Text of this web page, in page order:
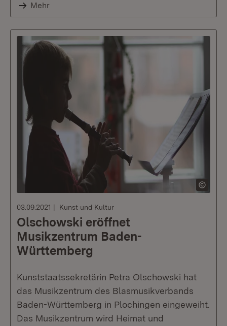
Mehr
03.09.2021 Kunst und Kultur
Olschowski eröffnet
Musikzentrum Baden-
Württemberg
Kunststaatssekretärin Petra Olschowski hat
das Musikzentrum des Blasmusikverbands
Baden-Württemberg in Plochingen eingeweiht.
Das Musikzentrum wird Heimat und